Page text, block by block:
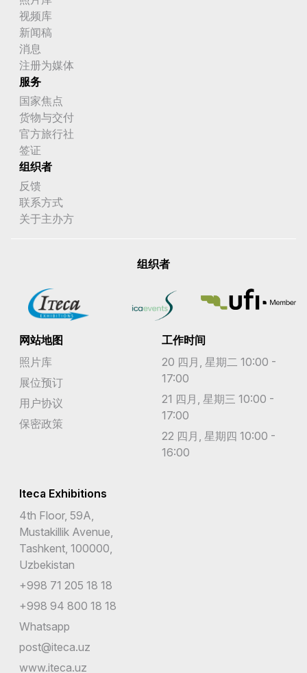
视频库
新闻稿
消息
注册为媒体
服务
国家焦点
货物与交付
官方旅行社
签证
组织者
反馈
联系方式
关于主办方
组织者
网站地图
照片库
展位预订
用户协议
保密政策
工作时间
20 四月, 星期二 10:00 -
17:00
21 四月, 星期三 10:00 -
17:00
22 四月, 星期四 10:00 -
16:00
Iteca Exhibitions
4th Floor, 59A,
Mustakillik Avenue,
Tashkent, 100000,
Uzbekistan
+998 71 205 18 18
+998 94 800 18 18
Whatsapp
post@iteca.uz
www.iteca.uz